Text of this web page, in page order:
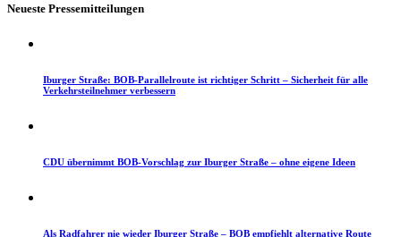
Neueste Pressemitteilungen
Iburger Straße: BOB-Parallelroute ist richtiger Schritt – Sicherheit für alle
Verkehrsteilnehmer verbessern
CDU übernimmt BOB-Vorschlag zur Iburger Straße – ohne eigene Ideen
Als Radfahrer nie wieder Iburger Straße – BOB empfiehlt alternative Route